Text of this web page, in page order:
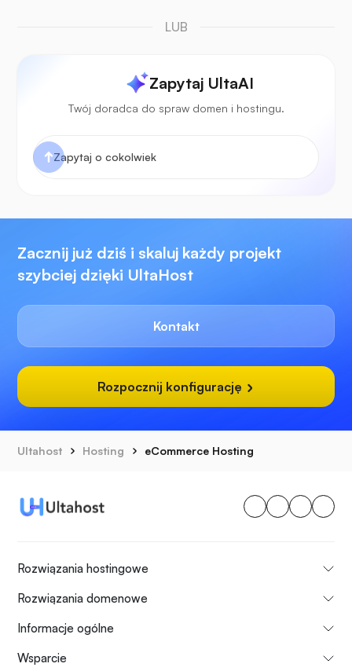
LUB
Zapytaj UltaAI
Twój doradca do spraw domen i hostingu.
Zacznij już dziś i skaluj każdy projekt
szybciej dzięki UltaHost
Kontakt
Rozpocznij konfigurację
Ultahost Hosting eCommerce Hosting
Rozwiązania hostingowe
Rozwiązania domenowe
Informacje ogólne
Wsparcie